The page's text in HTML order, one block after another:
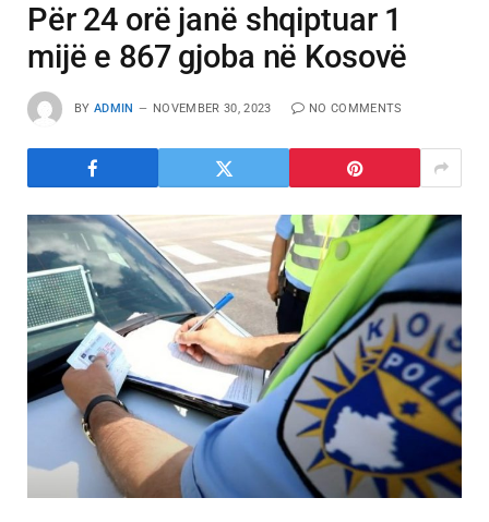
Për 24 orë janë shqiptuar 1
mijë e 867 gjoba në Kosovë
BY ADMIN NOVEMBER 30, 2023 NO COMMENTS